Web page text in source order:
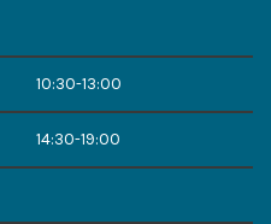
10:30-13:00
14:30-19:00